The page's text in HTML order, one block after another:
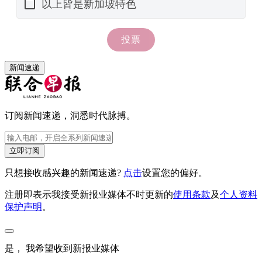
新闻速递
订阅新闻速递，洞悉时代脉搏。
立即订阅
只想接收感兴趣的新闻速递? 点击设置您的偏好。
注册即表示我接受新报业媒体不时更新的使用条款及个人资料
保护声明 。
是， 我希望收到新报业媒体